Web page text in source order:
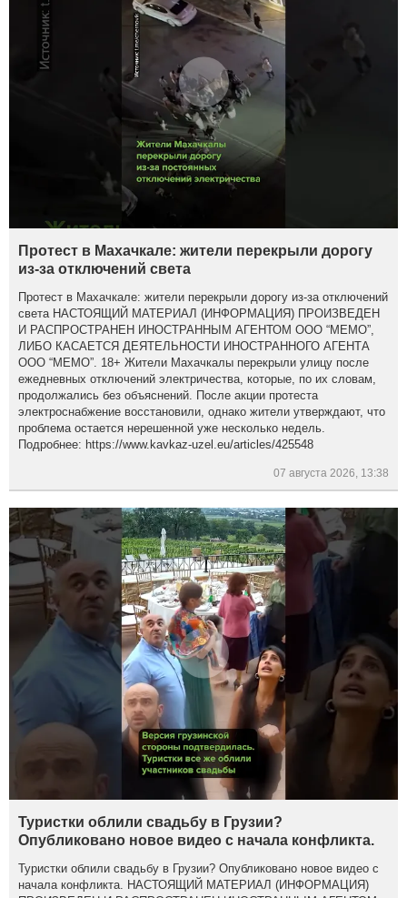
Протест в Махачкале: жители перекрыли дорогу
из-за отключений света
Протест в Махачкале: жители перекрыли дорогу из-за отключений
света НАСТОЯЩИЙ МАТЕРИАЛ (ИНФОРМАЦИЯ) ПРОИЗВЕДЕН
И РАСПРОСТРАНЕН ИНОСТРАННЫМ АГЕНТОМ ООО “МЕМО”,
ЛИБО КАСАЕТСЯ ДЕЯТЕЛЬНОСТИ ИНОСТРАННОГО АГЕНТА
ООО “МЕМО”. 18+ Жители Махачкалы перекрыли улицу после
ежедневных отключений электричества, которые, по их словам,
продолжались без объяснений. После акции протеста
электроснабжение восстановили, однако жители утверждают, что
проблема остается нерешенной уже несколько недель.
Подробнее: https://www.kavkaz-uzel.eu/articles/425548
07 августа 2026, 13:38
Туристки облили свадьбу в Грузии?
Опубликовано новое видео с начала конфликта.
Туристки облили свадьбу в Грузии? Опубликовано новое видео с
начала конфликта. НАСТОЯЩИЙ МАТЕРИАЛ (ИНФОРМАЦИЯ)